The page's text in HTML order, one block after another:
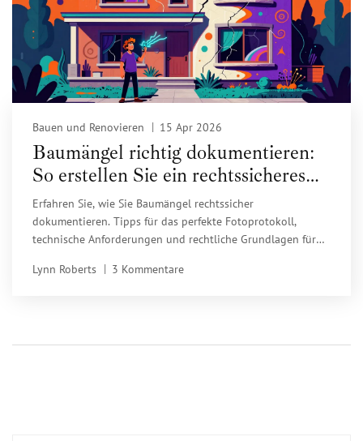
Bauen und Renovieren 15 Apr 2026
Baumängel richtig dokumentieren:
So erstellen Sie ein rechtssicheres
Fotoprotokoll
Erfahren Sie, wie Sie Baumängel rechtssicher
dokumentieren. Tipps für das perfekte Fotoprotokoll,
technische Anforderungen und rechtliche Grundlagen für
Lynn Roberts
3 Kommentare